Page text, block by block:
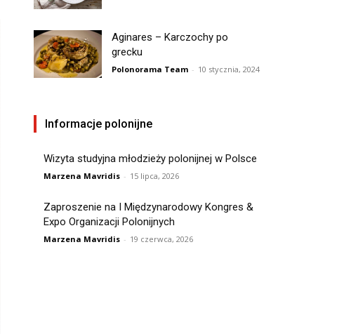
Aginares – Karczochy po
grecku
Polonorama Team - 10 stycznia, 2024
Informacje polonijne
Wizyta studyjna młodzieży polonijnej w Polsce
Marzena Mavridis - 15 lipca, 2026
Zaproszenie na I Międzynarodowy Kongres &
Expo Organizacji Polonijnych
Marzena Mavridis - 19 czerwca, 2026